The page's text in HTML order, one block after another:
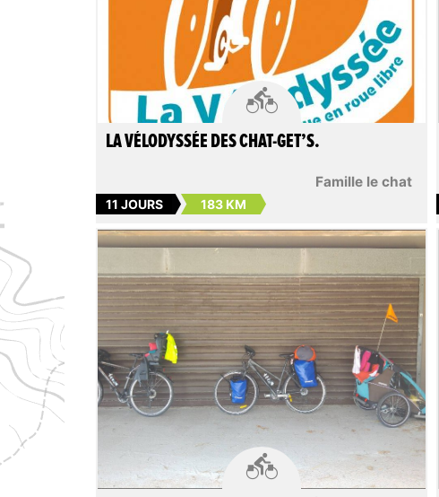

Famille le chat
LA VÉLODYSSÉE DES CHAT-GET’S.
11 JOURS 183 KM
